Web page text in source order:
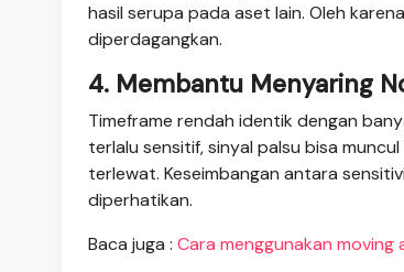
hasil serupa pada aset lain. Oleh
diperdagangkan.
4. Membantu Menyaring
Timeframe rendah identik dengan
terlalu sensitif, sinyal palsu bisa
terlewat. Keseimbangan antara
diperhatikan.
Baca juga : Cara menggunakan